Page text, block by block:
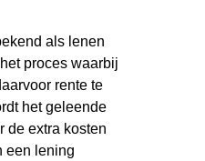
als lenen
proces waarbij
rente te
het geleende
de extra kosten
een lening